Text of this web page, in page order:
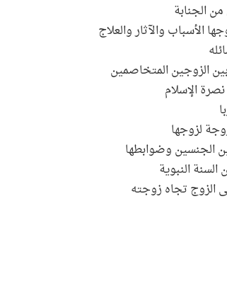
الجنابة
الأسباب والآثار والعلاج
الزوجين المتخاصمين
الإسلام
لزوجها
الجنسين وضوابطها
النبوية